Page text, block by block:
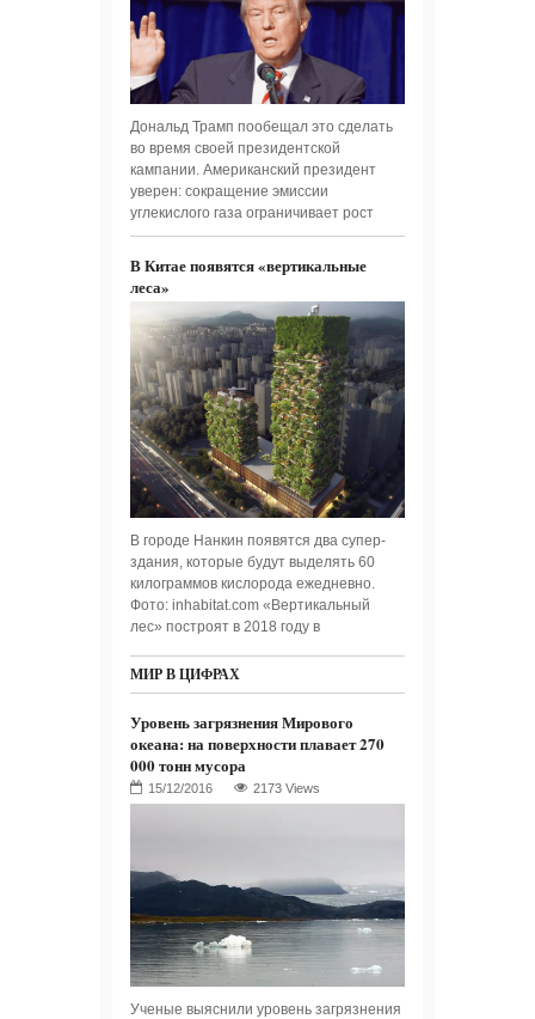
Дональд Трамп пообещал это сделать
во время своей президентской
кампании. Американский президент
уверен: сокращение эмиссии
углекислого газа ограничивает рост
В Китае появятся «вертикальные
леса»
В городе Нанкин появятся два супер-
здания, которые будут выделять 60
килограммов кислорода ежедневно.
Фото: inhabitat.com «Вертикальный
лес» построят в 2018 году в
МИР В ЦИФРАХ
Уровень загрязнения Мирового
океана: на поверхности плавает 270
000 тонн мусора
2173 Views
Ученые выяснили уровень загрязнения